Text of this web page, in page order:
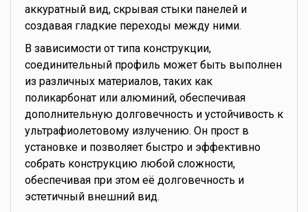
аккуратный вид, скрывая стыки панелей и
создавая гладкие переходы между ними.
В зависимости от типа конструкции,
соединительный профиль может быть выполнен
из различных материалов, таких как
поликарбонат или алюминий, обеспечивая
дополнительную долговечность и устойчивость к
ультрафиолетовому излучению. Он прост в
установке и позволяет быстро и эффективно
собрать конструкцию любой сложности,
обеспечивая при этом её долговечность и
эстетичный внешний вид.